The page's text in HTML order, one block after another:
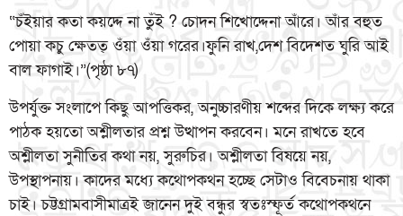
“চঁইয়ার কতা কয়দ্দে না তুঁই ? চোদন শিখোদ্দেনা আঁরে। আঁর বহুত
পোয়া কচু ক্ষেতত্ ওঁয়া ওঁয়া গরের।ফুনি রাখ,দেশ বিদেশত ঘুরি আই
বাল ফাগাই।”(পৃষ্ঠা ৮৭)
উপর্যুক্ত সংলাপে কিছু আপত্তিকর, অনুচ্চারণীয় শব্দের দিকে লক্ষ্য করে
পাঠক হয়তো অশ্লীলতার প্রশ্ন উত্থাপন করবেন। মনে রাখতে হবে
অশ্লীলতা সুনীতির কথা নয়, সুরুচির। অশ্লীলতা বিষয়ে নয়,
উপস্থাপনায়। কাদের মধ্যে কথোপকথন হচ্ছে সেটাও বিবেচনায় থাকা
চাই। চট্টগ্রামবাসীমাত্রই জানেন দুই বন্ধুর স্বতঃস্ফূর্ত কথোপকথনে